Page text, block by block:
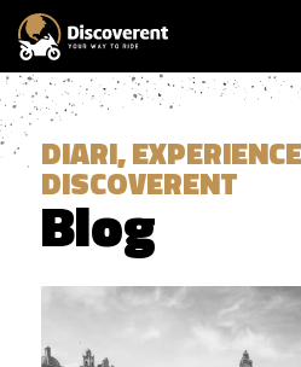
DIARI,
DISCOVERENT
Blog